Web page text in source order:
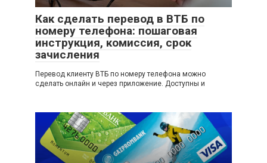
Как сделать перевод в ВТБ по
номеру телефона: пошаговая
инструкция, комиссия, срок
зачисления
Перевод клиенту ВТБ по номеру телефона можно
сделать онлайн и через приложение. Доступны и